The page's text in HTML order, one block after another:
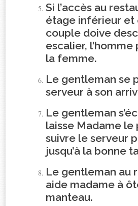
Si l’accès au
étage inférieur et
couple doive
escalier,
la femme.
Le gentleman se
serveur à son
Le gentleman
laisse Madame
suivre le serveur
jusqu’à la bonne
Le gentleman au
aide madame à
manteau.